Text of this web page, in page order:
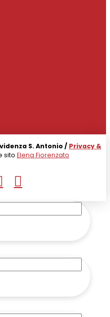
S. Antonio / Privacy &
sito Elena Fiorenzato